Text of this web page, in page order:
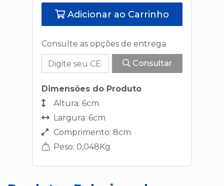
Adicionar ao Carrinho
Consulte as opções de entrega
Consultar
Dimensões do Produto
Altura: 6cm
Largura: 6cm
Comprimento: 8cm
Peso: 0,048Kg